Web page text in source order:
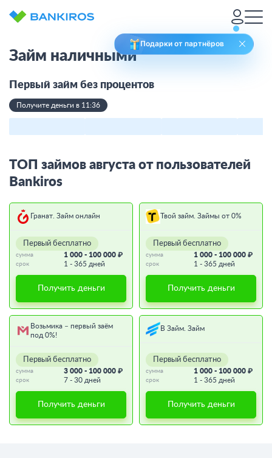
Подарки от партнёров
Займ наличными
Первый займ без процентов
Получите деньги в 11:36
ТОП займов августа от пользователей
Bankiros
Гранат. Займ онлайн
Первый бесплатно
сумма 1 000 - 100 000 ₽
срок 1 - 365 дней
Получить деньги
Твой займ. Займы от 0%
Первый бесплатно
сумма 1 000 - 100 000 ₽
срок 1 - 365 дней
Получить деньги
Возьмика – первый заём
под 0%!
Первый бесплатно
сумма 3 000 - 100 000 ₽
срок 7 - 30 дней
Получить деньги
В Займ. Займ
Первый бесплатно
сумма 1 000 - 100 000 ₽
срок 1 - 365 дней
Получить деньги